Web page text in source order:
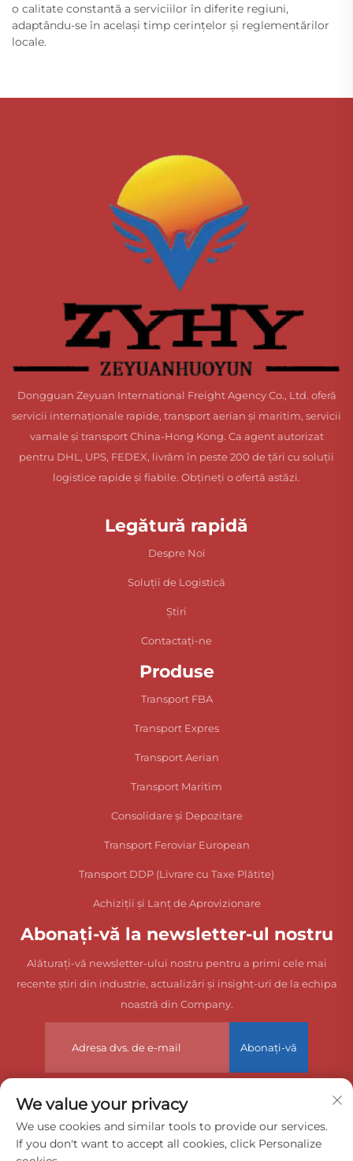
o calitate constantă a serviciilor în diferite regiuni,
adaptându-se în același timp cerințelor și reglementărilor
locale.
Dongguan Zeyuan International Freight Agency Co., Ltd. oferă
servicii internaționale rapide, transport aerian și maritim, servicii
vamale și transport China-Hong Kong. Ca agent autorizat
pentru DHL, UPS, FEDEX, livrăm în peste 200 de țări cu soluții
logistice rapide și fiabile. Obțineți o ofertă astăzi.
Legătură rapidă
Despre Noi
Soluții de Logistică
Știri
Contactați-ne
Produse
Transport FBA
Transport Expres
Transport Aerian
Transport Maritim
Consolidare și Depozitare
Transport Feroviar European
Transport DDP (Livrare cu Taxe Plătite)
Achiziții și Lanț de Aprovizionare
Abonați-vă la newsletter-ul nostru
Alăturați-vă newsletter-ului nostru pentru a primi cele mai
recente știri din industrie, actualizări și insight-uri de la echipa
noastră din Company.
Abonați-vă
Drepturi de autor © 2025 China Dongguan Zeyuan International
Freight Agency Co., Ltd. Toate drepturile rezervate.
We value your privacy
We use cookies and similar tools to provide our services.
If you don't want to accept all cookies, click Personalize